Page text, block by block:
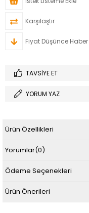
Karşılaştır
Fiyat Düşünce Haber
TAVSIYE ET
YORUM YAZ
Ürün Özellikleri
Yorumlar(0)
Ödeme Seçenekleri
Ürün Önerileri